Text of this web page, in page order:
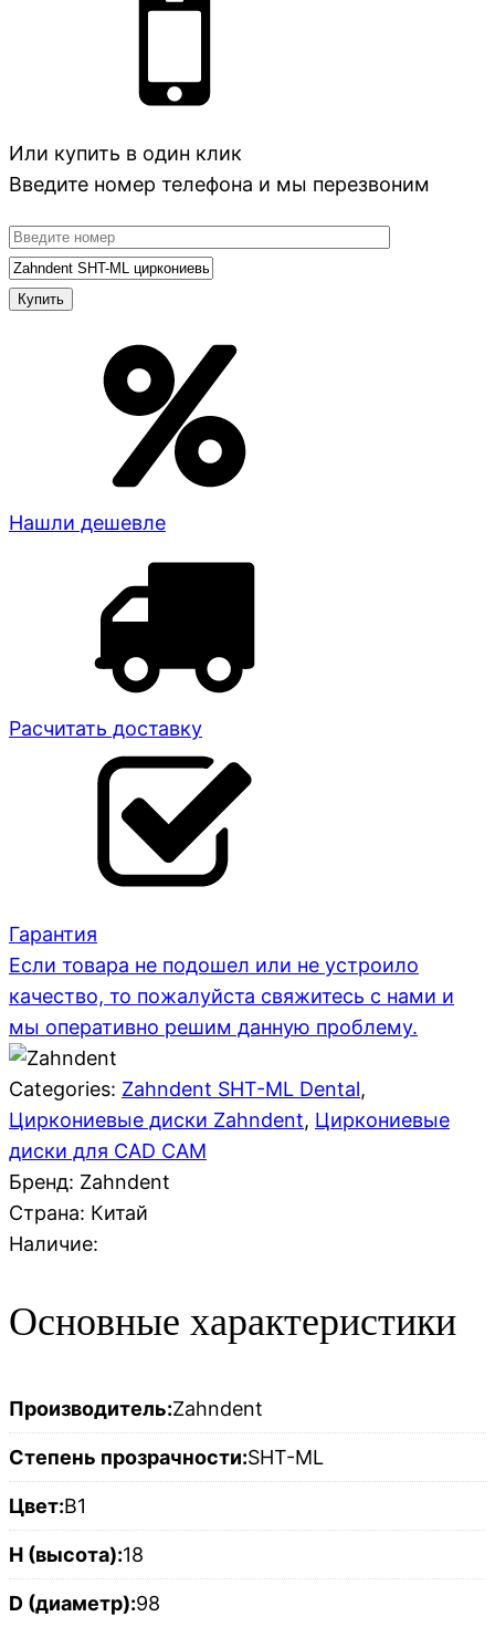
Или купить в один клик
Введите номер телефона и мы перезвоним
Нашли дешевле
Расчитать доставку
Гарантия
Если товара не подошел или не устроило
качество, то пожалуйста свяжитесь с нами и
мы оперативно решим данную проблему.
Categories: Zahndent SHT-ML Dental,
Циркониевые диски Zahndent, Циркониевые
диски для CAD CAM
Бренд: Zahndent
Страна: Китай
Наличие:
Основные характеристики
Производитель:Zahndent
Степень прозрачности:SHT-ML
Цвет:B1
H (высота):18
D (диаметр):98